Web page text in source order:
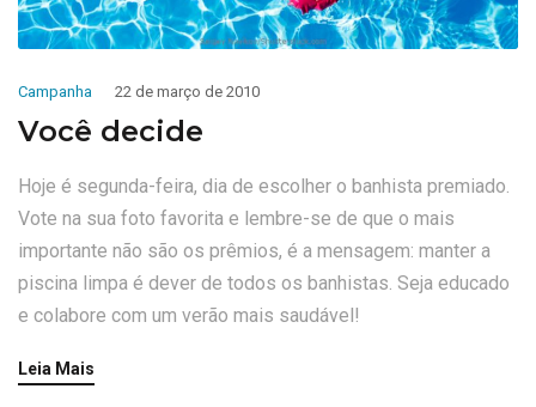
Campanha 22 de março de 2010
Você decide
Hoje é segunda-feira, dia de escolher o banhista premiado.
Vote na sua foto favorita e lembre-se de que o mais
importante não são os prêmios, é a mensagem: manter a
piscina limpa é dever de todos os banhistas. Seja educado
e colabore com um verão mais saudável!
Leia Mais